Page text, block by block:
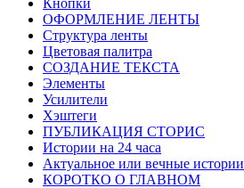
ОФОРМЛЕНИЕ ЛЕНТЫ
Структура ленты
Цветовая палитра
СОЗДАНИЕ ТЕКСТА
Элементы
Усилители
Хэштеги
ПУБЛИКАЦИЯ СТОРИС
Истории на 24 часа
Актуальное или вечные истории
КОРОТКО О ГЛАВНОМ